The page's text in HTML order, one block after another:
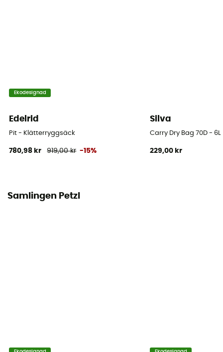
Åtkomst till väskan
Egenskaper midjebälte
Bärande system
Ekodesignad
Edelrid
Pit - Klätterryggsäck
780,98 kr 919,00 kr -15%
Silva
Carry Dry Bag 70D - 6L
229,00 kr
Samlingen Petzl